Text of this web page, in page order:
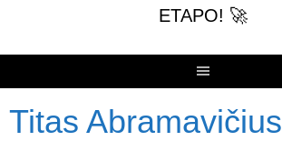
ETAPO! 🚀
Titas Abramavičius